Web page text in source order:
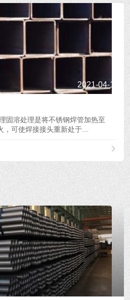
2021-04-19
固溶处理是将不锈钢焊管加热至
可使焊接接头重新处于...